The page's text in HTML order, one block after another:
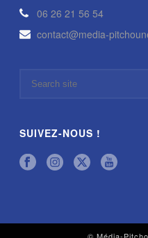
06 26 21 56 54
contact@media-
SUIVEZ-NOUS !
© Média-